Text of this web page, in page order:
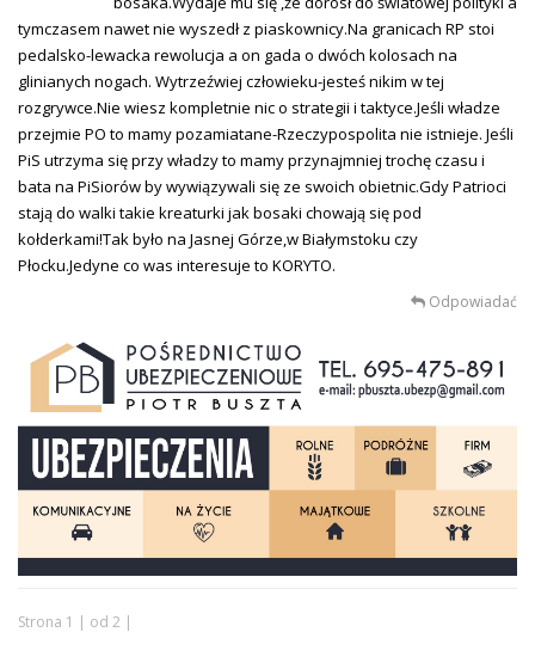
tymczasem nawet nie wyszedł z piaskownicy.Na granicach RP stoi
pedalsko-lewacka rewolucja a on gada o dwóch kolosach na
glinianych nogach. Wytrzeźwiej człowieku-jesteś nikim w tej
rozgrywce.Nie wiesz kompletnie nic o strategii i taktyce.Jeśli władze
przejmie PO to mamy pozamiatane-Rzeczypospolita nie istnieje. Jeśli
PiS utrzyma się przy władzy to mamy przynajmniej trochę czasu i
bata na PiSiorów by wywiązywali się ze swoich obietnic.Gdy Patrioci
stają do walki takie kreaturki jak bosaki chowają się pod
kołderkami!Tak było na Jasnej Górze,w Białymstoku czy
Płocku.Jedyne co was interesuje to KORYTO.
Odpowiadać
Strona 1 | od 2 |